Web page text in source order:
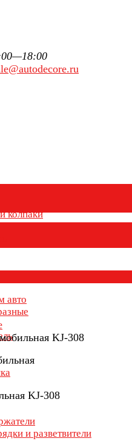
колпаки
авто
и разветвители
KJ-308
KJ-308